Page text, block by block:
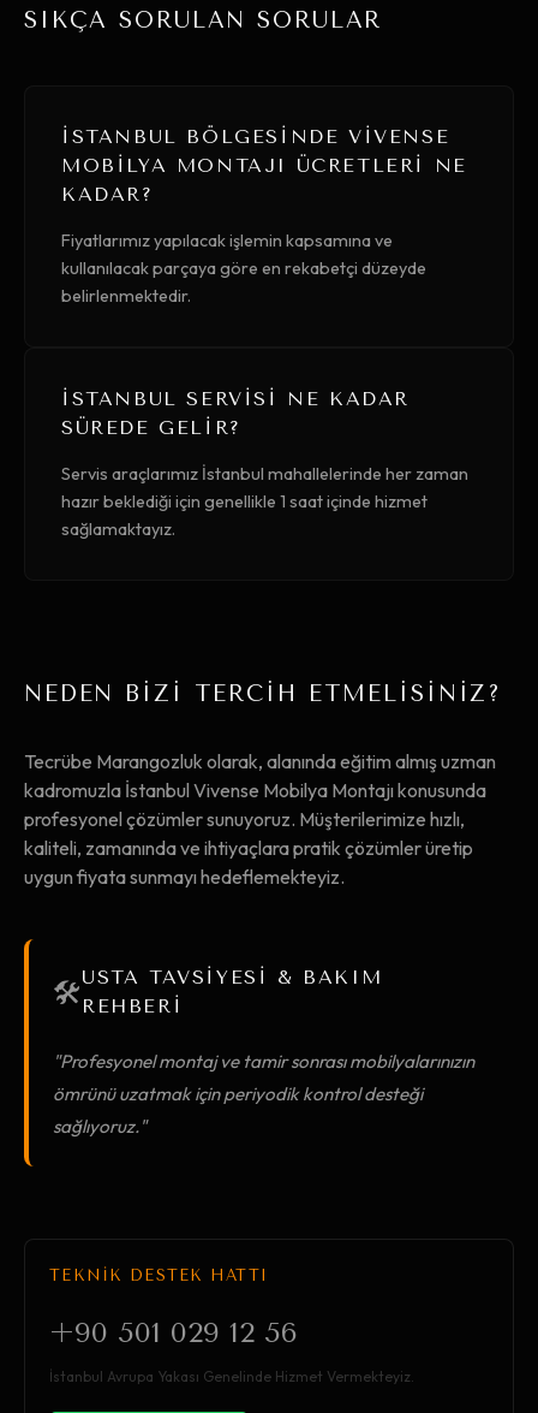
SIKÇA SORULAN SORULAR
İSTANBUL BÖLGESINDE VIVENSE
MOBILYA MONTAJI ÜCRETLERI NE
KADAR?
Fiyatlarımız yapılacak işlemin kapsamına ve
kullanılacak parçaya göre en rekabetçi düzeyde
belirlenmektedir.
İSTANBUL SERVISI NE KADAR
SÜREDE GELIR?
Servis araçlarımız İstanbul mahallelerinde her zaman
hazır beklediği için genellikle 1 saat içinde hizmet
sağlamaktayız.
NEDEN BİZİ TERCİH ETMELİSİNİZ?
Tecrübe Marangozluk olarak, alanında eğitim almış uzman
kadromuzla İstanbul Vivense Mobilya Montajı konusunda
profesyonel çözümler sunuyoruz. Müşterilerimize hızlı,
kaliteli, zamanında ve ihtiyaçlara pratik çözümler üretip
uygun fiyata sunmayı hedeflemekteyiz.
🛠️USTA TAVSİYESİ & BAKIM
REHBERİ
"Profesyonel montaj ve tamir sonrası mobilyalarınızın
ömrünü uzatmak için periyodik kontrol desteği
sağlıyoruz."
TEKNİK DESTEK HATTI
+90 501 029 12 56
İstanbul Avrupa Yakası Genelinde Hizmet Vermekteyiz.